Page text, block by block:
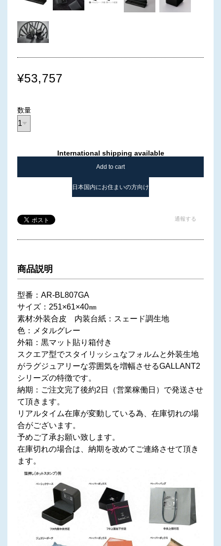
¥53,757
数量
International shipping available
Add to cart
日本国内にお住まいの方向け
通報する
商品説明
型番：AR-BL807GA
サイズ：251×61×40㎜
素材:外装合皮 内装台紙：スェード調生地
色：メタルグレー
外箱：黒マット貼り箱付き
スクエア型でスタイリッシュなフォルムと外装生地
がラグジュアリーな雰囲気を増幅させるGALLANT2
シリーズの特徴です。
納期：ご注文完了後約2日（営業稼働日）で発送させ
て頂きます。
リアルタイム在庫が変動している為、在庫切れの場
合がございます。
予めご了承お願い致します。
在庫切れの場合は、納期を改めてご連絡させて頂き
ます。